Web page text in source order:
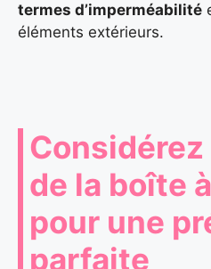
termes d’imperméabilité
éléments extérieurs.
de la boîte
pour une
parfaite